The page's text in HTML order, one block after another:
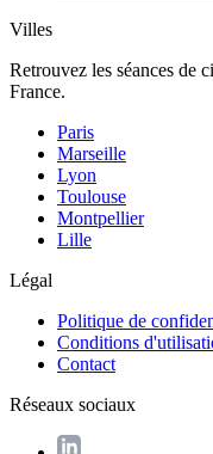
Villes
Retrouvez les séances de
France.
Paris
Marseille
Lyon
Toulouse
Montpellier
Lille
Légal
Politique de
Conditions
Contact
Réseaux sociaux